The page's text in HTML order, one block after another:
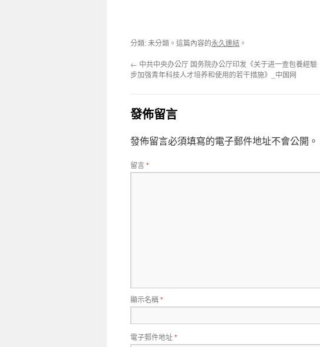
分類: 未分類。這篇內容的永久連結 。
← 中共中央办公厅 国务院办公厅印发《关于进一查包養經驗
步加强青年科技人才培养和使用的若干措施》_中国网
發佈留言
發佈留言必須填寫的電子郵件地址不會公開。
留言*
顯示名稱*
電子郵件地址*